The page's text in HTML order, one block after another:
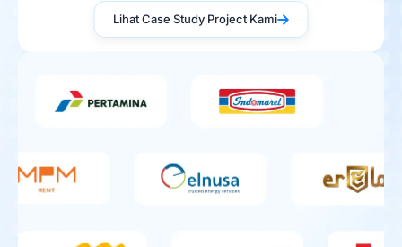
Lihat Case Study Project Kami